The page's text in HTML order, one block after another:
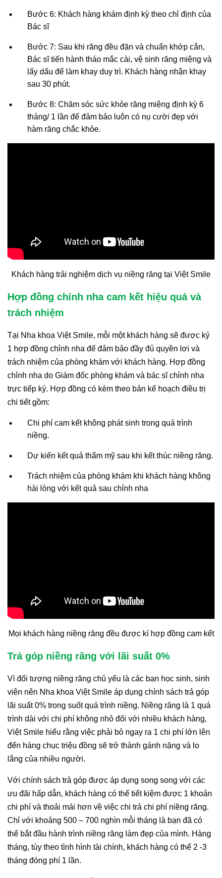
Bước 6: Khách hàng khám định kỳ theo chỉ định của
Bác sĩ
Bước 7: Sau khi răng đều đặn và chuẩn khớp cắn,
Bác sĩ tiến hành tháo mắc cài, vệ sinh răng miệng và
lấy dấu để làm khay duy trì. Khách hàng nhận khay
sau 30 phút.
Bước 8: Chăm sóc sức khỏe răng miệng định kỳ 6
tháng/ 1 lần để đảm bảo luôn có nụ cười đẹp với
hàm răng chắc khỏe.
Khách hàng trải nghiệm dịch vụ niềng răng tại Việt Smile
Hợp đồng chỉnh nha cam kết hiệu quả và
trách nhiệm
Tại Nha khoa Việt Smile, mỗi một khách hàng sẽ được ký
1 hợp đồng chỉnh nha để đảm bảo đầy đủ quyền lợi và
trách nhiệm của phòng khám với khách hàng. Hợp đồng
chỉnh nha do Giám đốc phòng khám và bác sĩ chỉnh nha
trực tiếp ký. Hợp đồng có kèm theo bản kế hoạch điều trị
chi tiết gồm:
Chi phí cam kết không phát sinh trong quá trình
niềng.
Dự kiến kết quả thẩm mỹ sau khi kết thúc niềng răng.
Trách nhiệm của phòng khám khi khách hàng không
hài lòng với kết quả sau chỉnh nha
Mọi khách hàng niềng răng đều được kí hợp đồng cam kết
Trả góp niềng răng với lãi suất 0%
Vì đối tượng niềng răng chủ yếu là các bạn học sinh, sinh
viên nên Nha khoa Việt Smile áp dụng chính sách trả góp
lãi suất 0% trong suốt quá trình niềng. Niềng răng là 1 quá
trình dài với chi phí không nhỏ đối với nhiều khách hàng,
Việt Smile hiểu rằng việc phải bỏ ngay ra 1 chi phí lớn lên
đến hàng chục triệu đồng sẽ trở thành gánh nặng và lo
lắng của nhiều người.
Với chính sách trả góp được áp dụng song song với các
ưu đãi hấp dẫn, khách hàng có thể tiết kiệm được 1 khoản
chi phí và thoải mái hơn về việc chi trả chi phí niềng răng.
Chỉ với khoảng 500 – 700 nghìn mỗi tháng là bạn đã có
thể bắt đầu hành trình niềng răng làm đẹp của mình. Hàng
tháng, tùy theo tình hình tài chính, khách hàng có thể 2 -3
tháng đóng phí 1 lần.